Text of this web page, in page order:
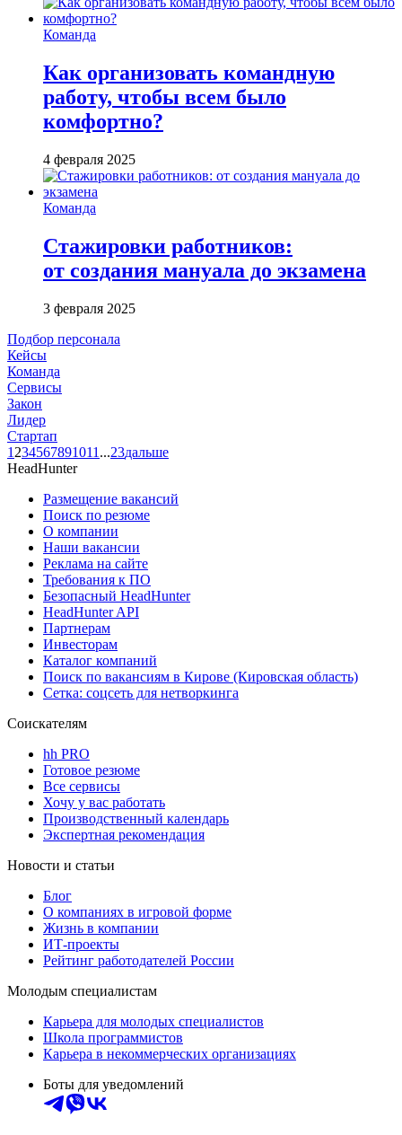
Команда
Как организовать командную
работу, чтобы всем было
комфортно?
4 февраля 2025
Команда
Стажировки работников:
от создания мануала до экзамена
3 февраля 2025
Подбор персонала
Кейсы
Команда
Сервисы
Закон
Лидер
Стартап
1 234567891011 ...23дальше
HeadHunter
Размещение вакансий
Поиск по резюме
О компании
Наши вакансии
Реклама на сайте
Требования к ПО
Безопасный HeadHunter
HeadHunter API
Партнерам
Инвесторам
Каталог компаний
Поиск по вакансиям в Кирове (Кировская область)
Сетка: соцсеть для нетворкинга
Соискателям
hh PRO
Готовое резюме
Все сервисы
Хочу у вас работать
Производственный календарь
Экспертная рекомендация
Новости и статьи
Блог
О компаниях в игровой форме
Жизнь в компании
ИТ-проекты
Рейтинг работодателей России
Молодым специалистам
Карьера для молодых специалистов
Школа программистов
Карьера в некоммерческих организациях
Боты для уведомлений